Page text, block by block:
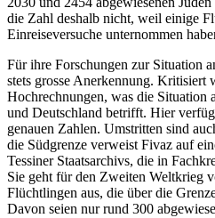
die Zahl deshalb nicht, weil einige
Einreiseversuche unternommen
Für ihre Forschungen zur Situation
stets grosse Anerkennung. Kritisiert
Hochrechnungen, was die Situation
und Deutschland betrifft. Hier
genauen Zahlen. Umstritten sind
die Südgrenze verweist Fivaz auf
Tessiner Staatsarchivs, die in
Sie geht für den Zweiten Weltkrieg
Flüchtlingen aus, die über die
Davon seien nur rund 300